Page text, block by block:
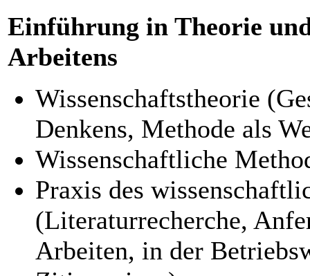
Einführung in Theorie
Arbeitens
Wissenschaftstheorie
Denkens, Methode als
Wissenschaftliche
Praxis des
(Literaturrecherche,
Arbeiten, in der